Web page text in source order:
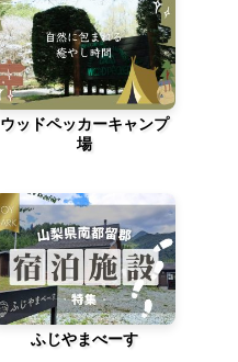
ウッドペッカーキャンプ
場
ふじやまべーす